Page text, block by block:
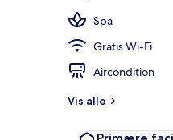
Spa
Gratis Wi-Fi
Aircondition
Vis alle